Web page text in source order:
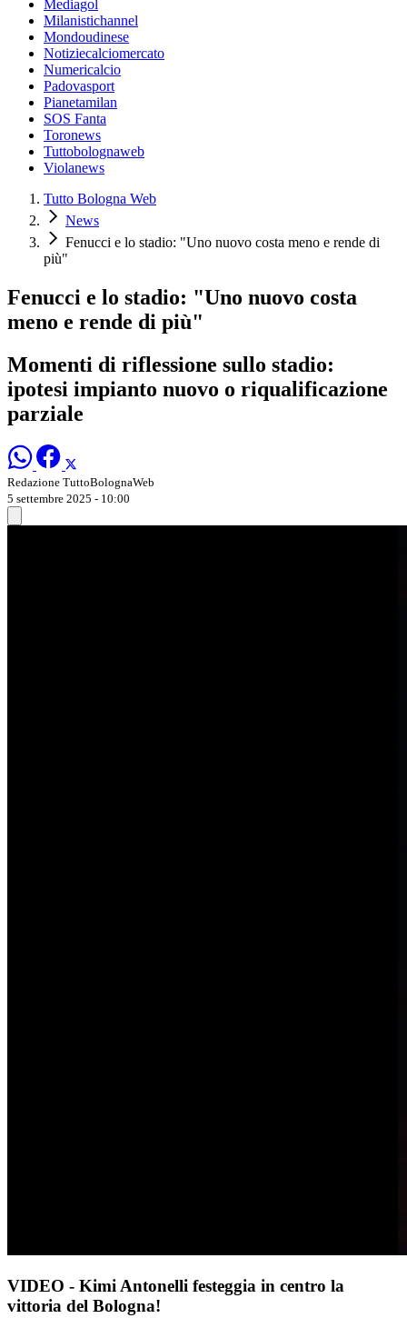
Mediagol
Milanistichannel
Mondoudinese
Notiziecalciomercato
Numericalcio
Padovasport
Pianetamilan
SOS Fanta
Toronews
Tuttobolognaweb
Violanews
Tutto Bologna Web
News
Fenucci e lo stadio: "Uno nuovo costa meno e rende di
più"
Fenucci e lo stadio: "Uno nuovo costa
meno e rende di più"
Momenti di riflessione sullo stadio:
ipotesi impianto nuovo o riqualificazione
parziale
Redazione TuttoBolognaWeb
5 settembre 2025 - 10:00
VIDEO - Kimi Antonelli festeggia in centro la
vittoria del Bologna!